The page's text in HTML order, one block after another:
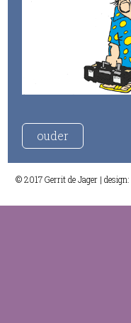
ouder
© 2017 Gerrit de Jager | design: